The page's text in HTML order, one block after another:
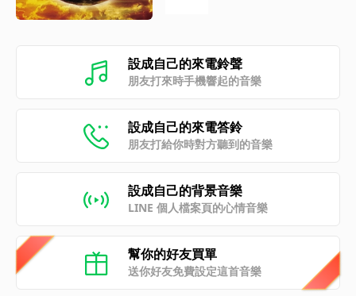
設成自己的來電鈴聲
朋友打來時手機響起的音樂
設成自己的來電答鈴
朋友打給你時對方聽到的音樂
設成自己的背景音樂
LINE 個人檔案頁的心情音樂
幫你的好友買單
送你好友免費設定這首音樂